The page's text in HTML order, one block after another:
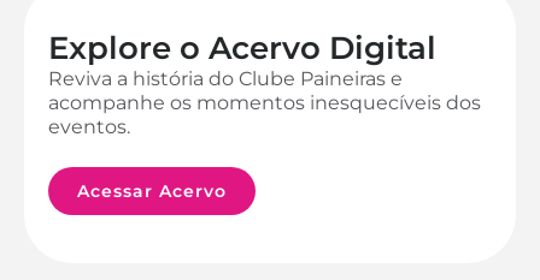
Explore o Acervo Digital
Reviva a história do Clube Paineiras e
acompanhe os momentos inesquecíveis dos
eventos.
Acessar Acervo